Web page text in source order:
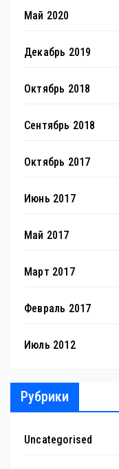
Май 2020
Декабрь 2019
Октябрь 2018
Сентябрь 2018
Октябрь 2017
Июнь 2017
Май 2017
Март 2017
Февраль 2017
Июль 2012
Рубрики
Uncategorised